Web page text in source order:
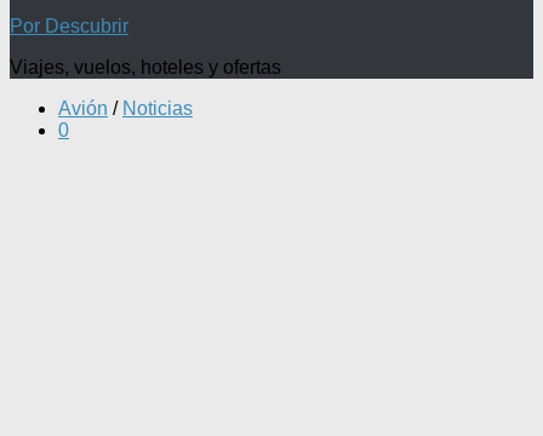
Por Descubrir
Viajes, vuelos, hoteles y ofertas
Avión / Noticias
0